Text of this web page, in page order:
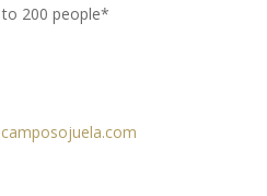
200 people*